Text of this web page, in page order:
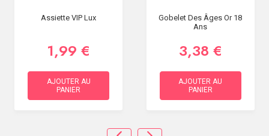
Assiette VIP Lux
1,99 €
AJOUTER AU
PANIER
Gobelet Des Âges Or 18
Ans
3,38 €
AJOUTER AU
PANIER